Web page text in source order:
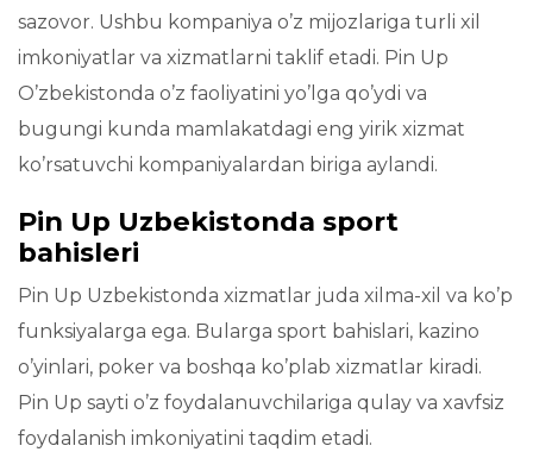
sazovor. Ushbu kompaniya o’z mijozlariga turli xil
imkoniyatlar va xizmatlarni taklif etadi. Pin Up
O’zbekistonda o’z faoliyatini yo’lga qo’ydi va
bugungi kunda mamlakatdagi eng yirik xizmat
ko’rsatuvchi kompaniyalardan biriga aylandi.
Pin Up Uzbekistonda sport
bahisleri
Pin Up Uzbekistonda xizmatlar juda xilma-xil va ko’p
funksiyalarga ega. Bularga sport bahislari, kazino
o’yinlari, poker va boshqa ko’plab xizmatlar kiradi.
Pin Up sayti o’z foydalanuvchilariga qulay va xavfsiz
foydalanish imkoniyatini taqdim etadi.